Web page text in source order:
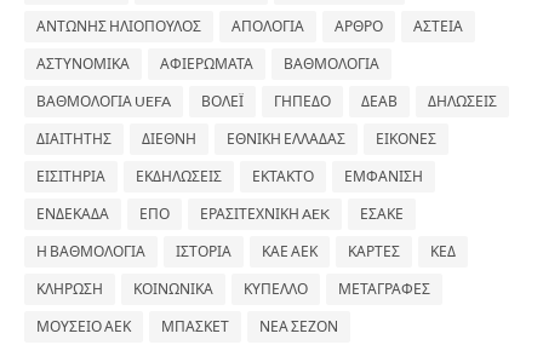
ΑΝΤΩΝΗΣ ΗΛΙΟΠΟΥΛΟΣ ΑΠΟΛΟΓΙΑ ΑΡΘΡΟ ΑΣΤΕΙΑ
ΑΣΤΥΝΟΜΙΚΑ ΑΦΙΕΡΩΜΑΤΑ ΒΑΘΜΟΛΟΓΙΑ
ΒΑΘΜΟΛΟΓΙΑ UEFA ΒΟΛΕΪ ΓΗΠΕΔΟ ΔΕΑΒ ΔΗΛΩΣΕΙΣ
ΔΙΑΙΤΗΤΗΣ ΔΙΕΘΝΗ ΕΘΝΙΚΗ ΕΛΛΑΔΑΣ ΕΙΚΟΝΕΣ
ΕΙΣΙΤΗΡΙΑ ΕΚΔΗΛΩΣΕΙΣ ΕΚΤΑΚΤΟ ΕΜΦΑΝΙΣΗ
ΕΝΔΕΚΑΔΑ ΕΠΟ ΕΡΑΣΙΤΕΧΝΙΚΗ AEK ΕΣΑΚΕ
Η ΒΑΘΜΟΛΟΓΙΑ ΙΣΤΟΡΙΑ ΚΑΕ ΑΕΚ ΚΑΡΤΕΣ ΚΕΔ
ΚΛΗΡΩΣΗ ΚΟΙΝΩΝΙΚΑ ΚΥΠΕΛΛΟ ΜΕΤΑΓΡΑΦΕΣ
ΜΟΥΣΕΙΟ ΑΕΚ ΜΠΑΣΚΕΤ ΝΕΑ ΣΕΖΟΝ